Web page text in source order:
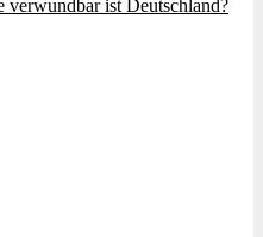
verwundbar ist Deutschland?